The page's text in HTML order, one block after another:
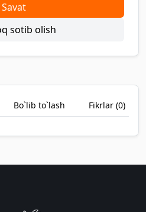
Savat
sotib olish
Bo`lib to`lash Fikrlar (0)